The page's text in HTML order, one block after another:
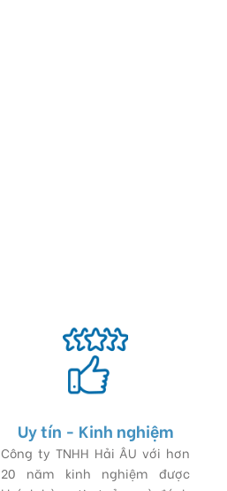
Uy tín - Kinh nghiệm
Công ty TNHH Hải ÂU với hơn
20 năm kinh nghiệm được